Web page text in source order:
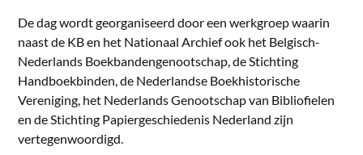
De dag wordt georganiseerd door een werkgroep waarin
naast de KB en het Nationaal Archief ook het Belgisch-
Nederlands Boekbandengenootschap, de Stichting
Handboekbinden, de Nederlandse Boekhistorische
Vereniging, het Nederlands Genootschap van Bibliofielen
en de Stichting Papiergeschiedenis Nederland zijn
vertegenwoordigd.